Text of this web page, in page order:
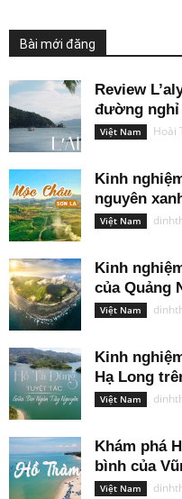
Bài mới đăng
Review
đường nghỉ
Việt Nam Hoài
Kinh
nguyên
Việt Nam
Kinh
của Quảng
Việt Nam
Kinh
Hạ Long
Việt Nam
Khám phá
bình của
Việt Nam